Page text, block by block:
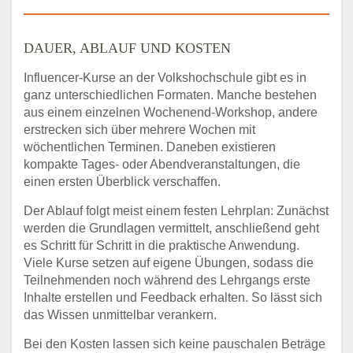
DAUER, ABLAUF UND KOSTEN
Influencer-Kurse an der Volkshochschule gibt es in
ganz unterschiedlichen Formaten. Manche bestehen
aus einem einzelnen Wochenend-Workshop, andere
erstrecken sich über mehrere Wochen mit
wöchentlichen Terminen. Daneben existieren
kompakte Tages- oder Abendveranstaltungen, die
einen ersten Überblick verschaffen.
Der Ablauf folgt meist einem festen Lehrplan: Zunächst
werden die Grundlagen vermittelt, anschließend geht
es Schritt für Schritt in die praktische Anwendung.
Viele Kurse setzen auf eigene Übungen, sodass die
Teilnehmenden noch während des Lehrgangs erste
Inhalte erstellen und Feedback erhalten. So lässt sich
das Wissen unmittelbar verankern.
Bei den Kosten lassen sich keine pauschalen Beträge